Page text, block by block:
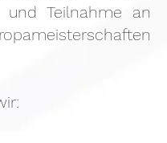
und Teilnahme an